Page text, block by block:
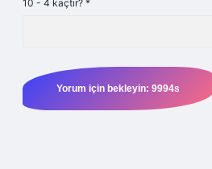
10 - 4 kaçtır? *